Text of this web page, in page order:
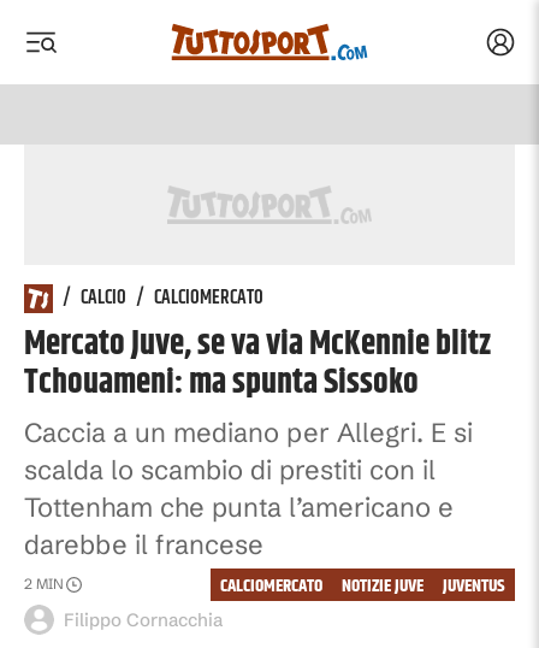
/ CALCIO / CALCIOMERCATO
Mercato Juve, se va via McKennie blitz
Tchouameni: ma spunta Sissoko
Caccia a un mediano per Allegri. E si
scalda lo scambio di prestiti con il
Tottenham che punta l’americano e
darebbe il francese
Filippo Cornacchia
2 MIN JUVENTUS
NOTIZIE JUVE
CALCIOMERCATO